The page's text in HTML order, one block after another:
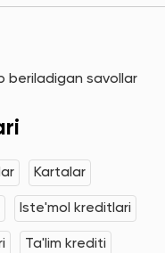
beriladigan savollar
Kartalar
Iste'mol kreditlari
Ta'lim krediti